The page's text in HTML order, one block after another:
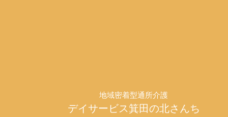
地域密着型通所介護
デイサービス箕田の北さんち